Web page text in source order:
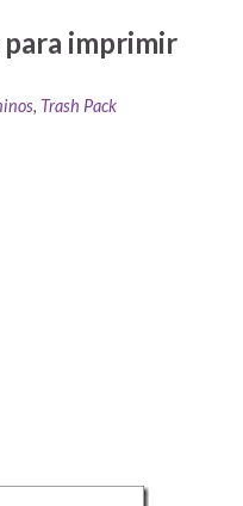
para imprimir
, Trash Pack